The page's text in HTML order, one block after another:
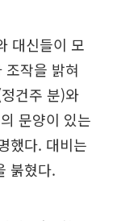
대신들이 모
작을 밝혀
건주 분)와
문양이 있는
했다. 대비는
붉혔다.